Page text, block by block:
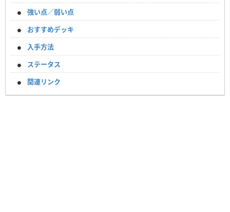
強い点／弱い点
おすすめデッキ
入手方法
ステータス
関連リンク